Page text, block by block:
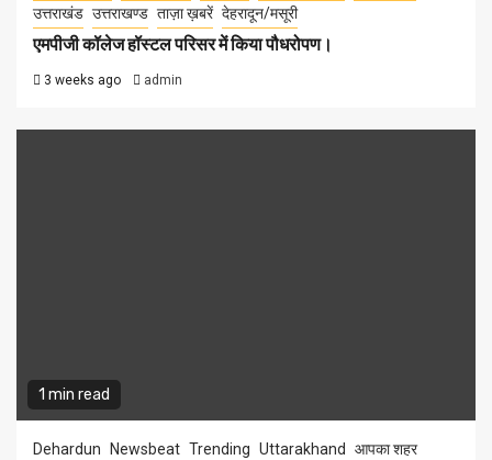
उत्तराखंड उत्तराखण्ड ताज़ा ख़बरें देहरादून/मसूरी
एमपीजी कॉलेज हॉस्टल परिसर में किया पौधरोपण।
3 weeks ago admin
1 min read
Dehardun Newsbeat Trending Uttarakhand
आपका शहर